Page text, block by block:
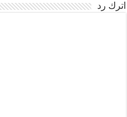
اترك رد